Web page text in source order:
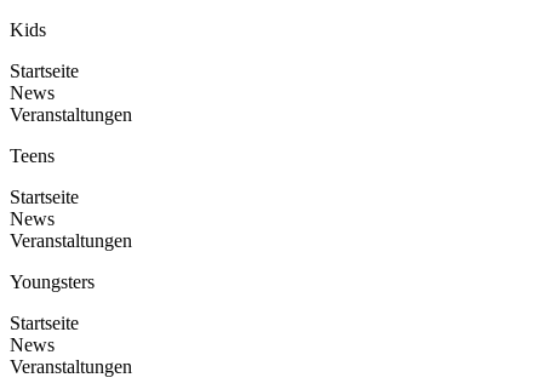
Kids
Startseite
News
Veranstaltungen
Teens
Startseite
News
Veranstaltungen
Youngsters
Startseite
News
Veranstaltungen